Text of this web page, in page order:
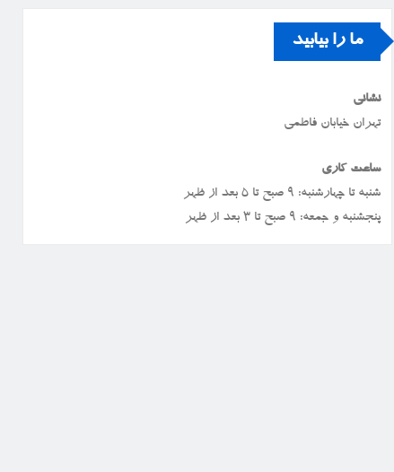
ما را بیابید
نشانی
تهران خیابان فاطمی
ساعت کاری
شنبه تا چهارشنبه: ۹ صبح تا ۵ بعد از ظهر
پنجشنبه و جمعه: ۹ صبح تا ۳ بعد از ظهر